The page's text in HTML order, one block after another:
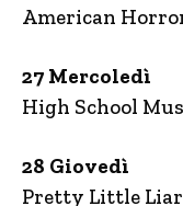
American
27 Mercoledì
High School
28 Giovedì
Pretty Little